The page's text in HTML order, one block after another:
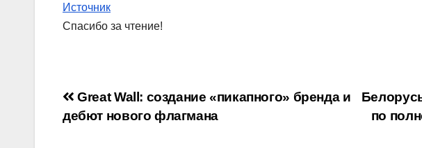
Источник
Спасибо за чтение!
Навигация
по
по
Great Wall: создание «пикапного» бренда и
дебют нового флагмана